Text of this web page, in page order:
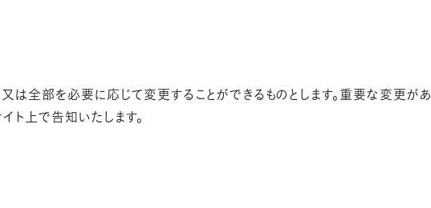
全部を必要に応じて変更することができるものとします。重要な変更があ
ト上で告知いたします。